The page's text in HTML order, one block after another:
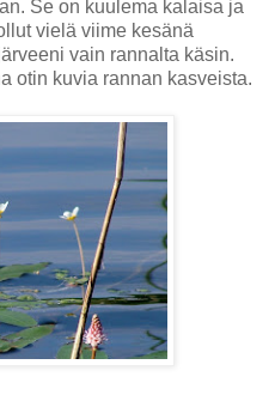
Se on kuulema kalaisa ja
vielä viime kesänä
vain rannalta käsin.
otin kuvia rannan kasveista.